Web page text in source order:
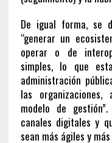
De igual forma, se
“generar un
operar o de
simples, lo que
administración
las
modelo de
canales digitales y
sean más ágiles y